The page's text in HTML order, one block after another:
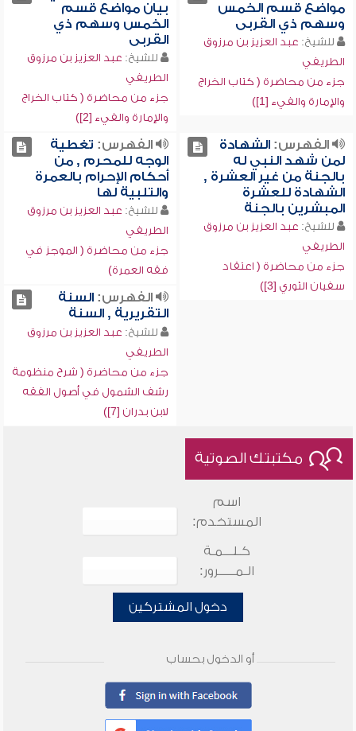
مواضع قسم الخمس
وسهم ذي القربى
للشيخ: عبد العزيز بن مرزوق
الطريفي
جزء من محاضرة ( كتاب الخراج
والإمارة والفيء [1])
بيان مواضع قسم
الخمس وسهم ذي
القربى
للشيخ: عبد العزيز بن مرزوق
الطريفي
جزء من محاضرة ( كتاب الخراج
والإمارة والفيء [2])
الفهرس:الشهادة
لمن شهد النبي له
بالجنة من غير العشرة ,
الشهادة للعشرة
المبشرين بالجنة
للشيخ: عبد العزيز بن مرزوق
الطريفي
جزء من محاضرة ( اعتقاد
سفيان الثوري [3])
الفهرس: تغطية
الوجه للمحرم , من
أحكام الإحرام بالعمرة
والتلبية لها
للشيخ: عبد العزيز بن مرزوق
الطريفي
جزء من محاضرة ( الموجز في
فقه العمرة)
الفهرس:السنة
التقريرية , السنة
للشيخ: عبد العزيز بن مرزوق
الطريفي
جزء من محاضرة ( شرح منظومة
رشف الشمول في أصول الفقه
لابن بدران [7])
مكتبتك الصوتية
اسم
المستخدم:
كـلـــمـة
الـمـــــرور:
دخول المشتركين
أو الدخول بحساب